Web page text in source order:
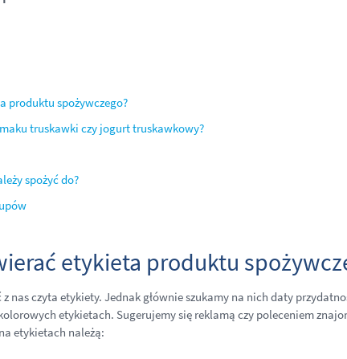
produktu spożywczego?
truskawki czy jogurt truskawkowy?
spożyć do?
etykieta produktu
nas czyta etykiety. Jednak głównie szukamy na nich daty
etykietach. Sugerujemy się reklamą czy poleceniem
etykietach należą: